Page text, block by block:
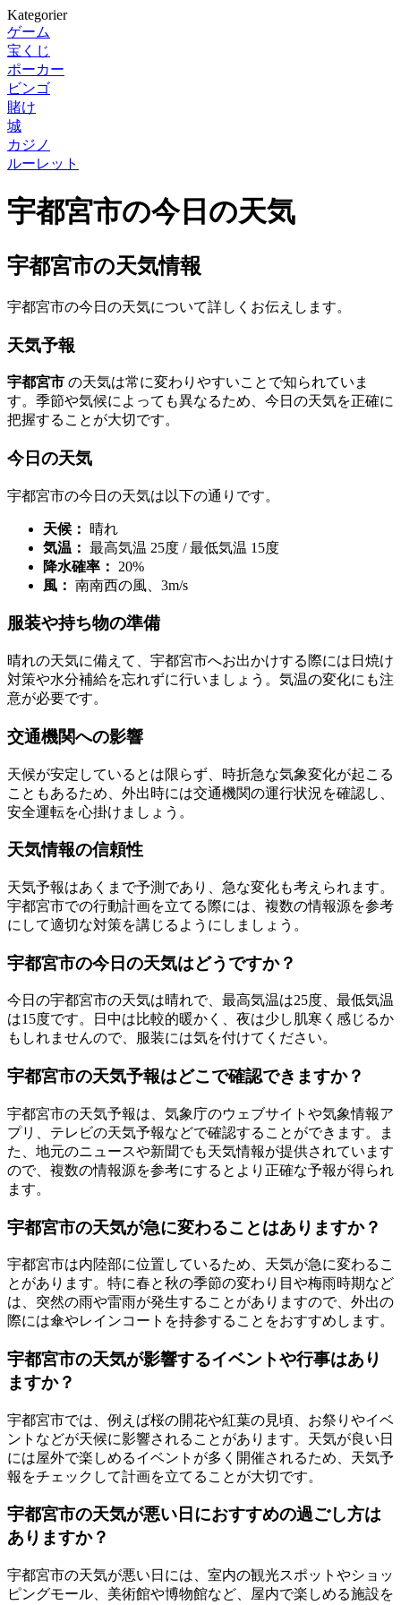
Kategorier
ゲーム
宝くじ
ポーカー
ビンゴ
賭け
城
カジノ
ルーレット
宇都宮市の今日の天気
宇都宮市の天気情報
宇都宮市の今日の天気について詳しくお伝えします。
天気予報
宇都宮市 の天気は常に変わりやすいことで知られていま
す。季節や気候によっても異なるため、今日の天気を正確に
把握することが大切です。
今日の天気
宇都宮市の今日の天気は以下の通りです。
天候：
晴れ
気温： 最高気温 25度 / 最低気温 15度
降水確率：
20%
風： 南南西の風、3m/s
服装や持ち物の準備
晴れの天気に備えて、宇都宮市へお出かけする際には日焼け
対策や水分補給を忘れずに行いましょう。気温の変化にも注
意が必要です。
交通機関への影響
天候が安定しているとは限らず、時折急な気象変化が起こる
こともあるため、外出時には交通機関の運行状況を確認し、
安全運転を心掛けましょう。
天気情報の信頼性
天気予報はあくまで予測であり、急な変化も考えられます。
宇都宮市での行動計画を立てる際には、複数の情報源を参考
にして適切な対策を講じるようにしましょう。
宇都宮市の今日の天気はどうですか？
今日の宇都宮市の天気は晴れで、最高気温は25度、最低気温
は15度です。日中は比較的暖かく、夜は少し肌寒く感じるか
もしれませんので、服装には気を付けてください。
宇都宮市の天気予報はどこで確認できますか？
宇都宮市の天気予報は、気象庁のウェブサイトや気象情報ア
プリ、テレビの天気予報などで確認することができます。ま
た、地元のニュースや新聞でも天気情報が提供されています
ので、複数の情報源を参考にするとより正確な予報が得られ
ます。
宇都宮市の天気が急に変わることはありますか？
宇都宮市は内陸部に位置しているため、天気が急に変わるこ
とがあります。特に春と秋の季節の変わり目や梅雨時期など
は、突然の雨や雷雨が発生することがありますので、外出の
際には傘やレインコートを持参することをおすすめします。
宇都宮市の天気が影響するイベントや行事はあり
ますか？
宇都宮市では、例えば桜の開花や紅葉の見頃、お祭りやイベ
ントなどが天候に影響されることがあります。天気が良い日
には屋外で楽しめるイベントが多く開催されるため、天気予
報をチェックして計画を立てることが大切です。
宇都宮市の天気が悪い日におすすめの過ごし方は
ありますか？
宇都宮市の天気が悪い日には、室内の観光スポットやショッ
ピングモール、美術館や博物館など、屋内で楽しめる施設を